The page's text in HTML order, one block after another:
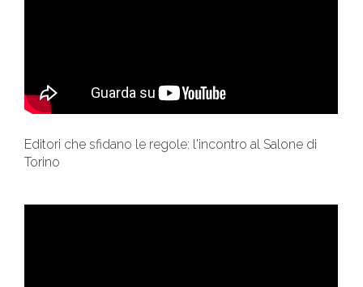
Editori che sfidano le regole: l'incontro al Salone di
Torino